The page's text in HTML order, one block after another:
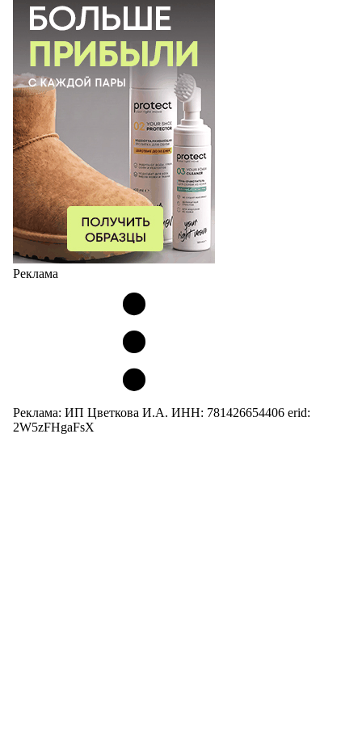
Реклама
Реклама: ИП Цветкова И.А. ИНН: 781426654406 erid:
2W5zFHgaFsX